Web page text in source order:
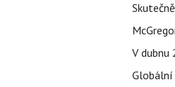
V dubnu
Globální